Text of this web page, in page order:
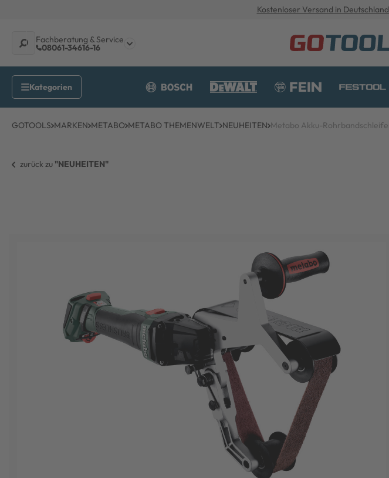
Kostenloser Versand in
Fachberatung & Service
08061-34616-16
GOTOOLS MARKEN METABO METABO THEMENWELT NEUHEITEN Metabo Akku-
zurück zu "NEUHEITEN"